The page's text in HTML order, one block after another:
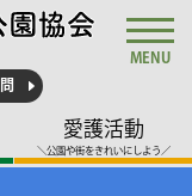
愛護活動
＼公園や街をきれいにしよう／
MENU